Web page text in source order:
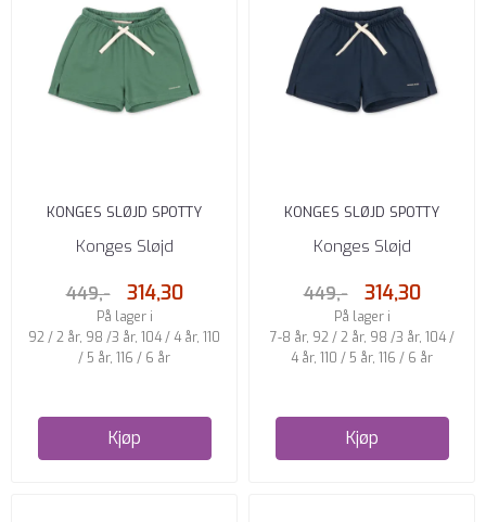
KONGES SLØJD SPOTTY
SWEATSHORTS TOTAL
Konges Sløjd
449,- 314,30
På lager i
92 / 2 år, 98 /3 år, 104 / 4 år, 110
/ 5 år, 116 / 6 år
Kjøp
KONGES SLØJD SPOTTY
SWEATSHORTS DARK IVY
Konges Sløjd
449,- 314,30
På lager i
7-8 år, 92 / 2 år, 98 /3 år, 104 /
4 år, 110 / 5 år, 116 / 6 år
Kjøp